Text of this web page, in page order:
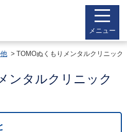
メニュー
TOMOぬくもりメンタルクリニック
ンタルクリニック